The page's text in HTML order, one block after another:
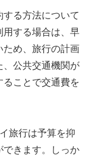
る方法について
用する場合は、早
ため、旅行の計画
、公共交通機関が
ることで交通費を
旅行は予算を抑
できます。しっか